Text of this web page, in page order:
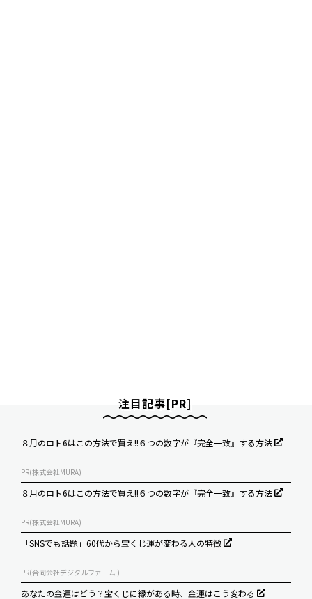
注目記事[PR]
８月のロト6はこの方法で買え!!６つの数字が『完全一致』する方法
PR(株式会社MURA)
８月のロト6はこの方法で買え!!６つの数字が『完全一致』する方法
PR(株式会社MURA)
「SNSでも話題」60代から宝くじ運が変わる人の特徴
PR(合同会社デジタルファーム )
あなたの金運はどう？宝くじに縁がある時、金運はこう変わる